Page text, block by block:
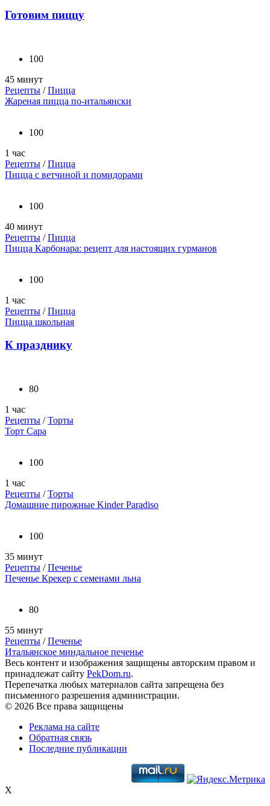
Готовим пиццу
100
45 минут
Рецепты /Пицца
Жареная пицца по-итальянски
100
1 час
Рецепты /Пицца
Пицца с ветчиной и помидорами
100
40 минут
Рецепты /Пицца
Пицца Карбонара: рецепт для настоящих гурманов
100
1 час
Рецепты /Пицца
Пицца школьная
К празднику
80
1 час
Рецепты /Торты
Торт Сара
100
1 час
Рецепты /Торты
Домашние пирожные Kinder Paradiso
100
35 минут
Рецепты /Печенье
Печенье Крекер с семенами льна
80
55 минут
Рецепты /Печенье
Итальянское миндальное печенье
Весь контент и изображения защищены авторским правом и
принадлежат сайту PekDom.ru.
Перепечатка любых материалов сайта запрещена без
письменного разрешения администрации.
© 2026 Все права защищены
Реклама на сайте
Обратная связь
Последние публикации
X